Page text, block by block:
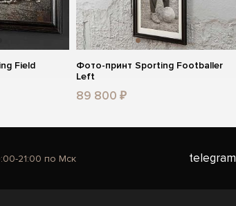
Field
Фото-принт Sporting Footballer
Left
89 800 ₽
21:00 по Мск telegram